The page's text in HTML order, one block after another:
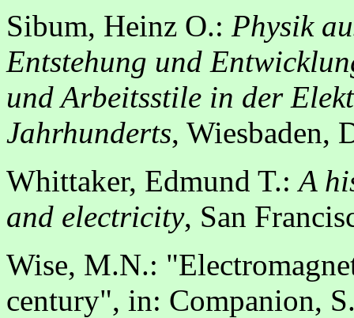
Sibum, Heinz O.: Physik
Entstehung und
und Arbeitsstile in der
Jahrhunderts, Wiesbaden,
Whittaker, Edmund T.:A
and electricity, San
Wise, M.N.:
century", in: Companion,